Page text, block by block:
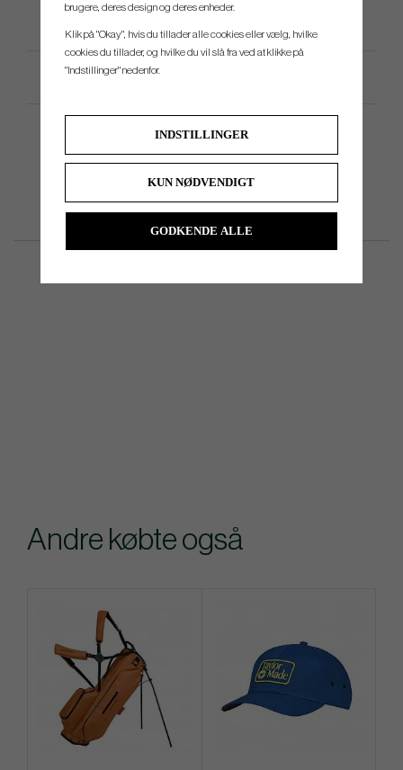
Produktspecifikation
Andre købte også
brugere, deres design og deres enheder.
Klik på "Okay", hvis du tillader alle cookies eller vælg, hvilke
cookies du tillader, og hvilke du vil slå fra ved at klikke på
"Indstillinger" nedenfor.
INDSTILLINGER
KUN NØDVENDIGT
GODKENDE ALLE